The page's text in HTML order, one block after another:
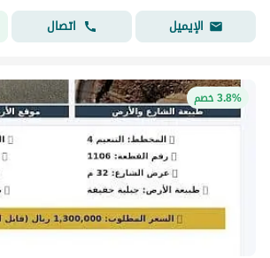
الإيميل
اتصال
3.8% خصم